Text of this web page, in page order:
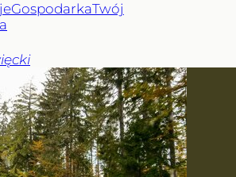
GospodarkaTwój